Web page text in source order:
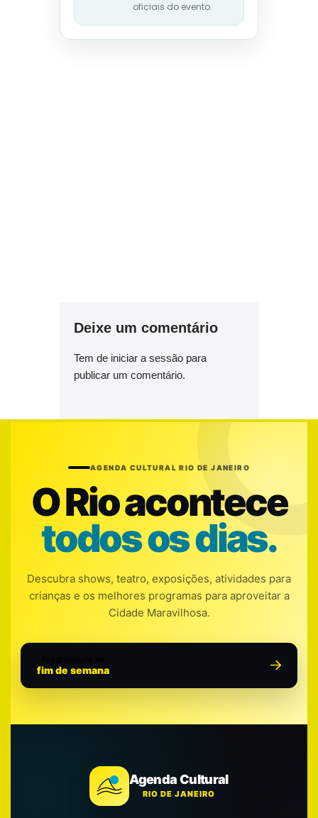
oficiais do evento.
Deixe um comentário
Tem de iniciar a sessão para
publicar um comentário.
AGENDA CULTURAL RIO DE JANEIRO
O Rio acontece
todos os dias.
Descubra shows, teatro, exposições, atividades para
crianças e os melhores programas para aproveitar a
Cidade Maravilhosa.
fim de semana
Agenda Cultural
RIO DE JANEIRO